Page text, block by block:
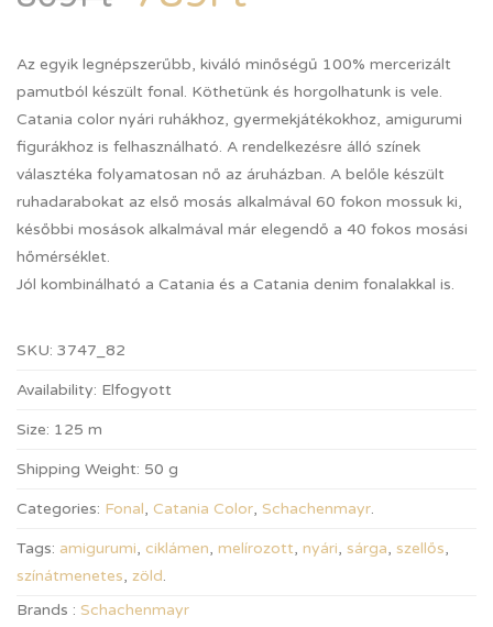
Az egyik legnépszerűbb, kiváló minőségű 100% mercerizált
pamutból készült fonal. Köthetünk és horgolhatunk is vele.
Catania color nyári ruhákhoz, gyermekjátékokhoz, amigurumi
figurákhoz is felhasználható. A rendelkezésre álló színek
választéka folyamatosan nő az áruházban. A belőle készült
ruhadarabokat az első mosás alkalmával 60 fokon mossuk ki,
későbbi mosások alkalmával már elegendő a 40 fokos mosási
hőmérséklet.
Jól kombinálható a Catania és a Catania denim fonalakkal is.
SKU: 3747_82
Availability: Elfogyott
Size: 125 m
Shipping Weight: 50 g
Categories: Fonal, Catania Color, Schachenmayr.
Tags: amigurumi, ciklámen, melírozott, nyári, sárga, szellős,
színátmenetes, zöld.
Brands : Schachenmayr